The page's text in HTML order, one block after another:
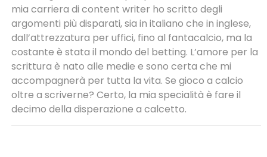
mia carriera di content writer ho scritto degli
argomenti più disparati, sia in italiano che in inglese,
dall’attrezzatura per uffici, fino al fantacalcio, ma la
costante è stata il mondo del betting. L’amore per la
scrittura è nato alle medie e sono certa che mi
accompagnerà per tutta la vita. Se gioco a calcio
oltre a scriverne? Certo, la mia specialità è fare il
decimo della disperazione a calcetto.